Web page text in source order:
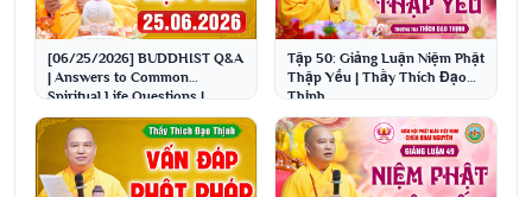
[06/25/2026] BUDDHIST Q&A
| Answers to Common
Spiritual Life Questions |
Venerable Thich Dao Thinh
Tập 50: Giảng Luận Niệm Phật
Thập Yếu | Thầy Thích Đạo
Thịnh